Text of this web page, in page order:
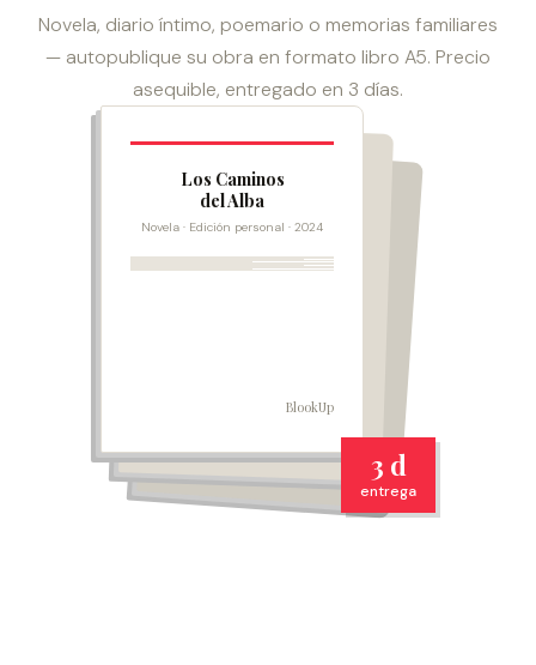
Novela, diario íntimo, poemario o memorias familiares
— autopublique su obra en formato libro A5. Precio
asequible, entregado en 3 días.
Los Caminos
del Alba
Novela · Edición personal · 2024
BlookUp
3 d
entrega